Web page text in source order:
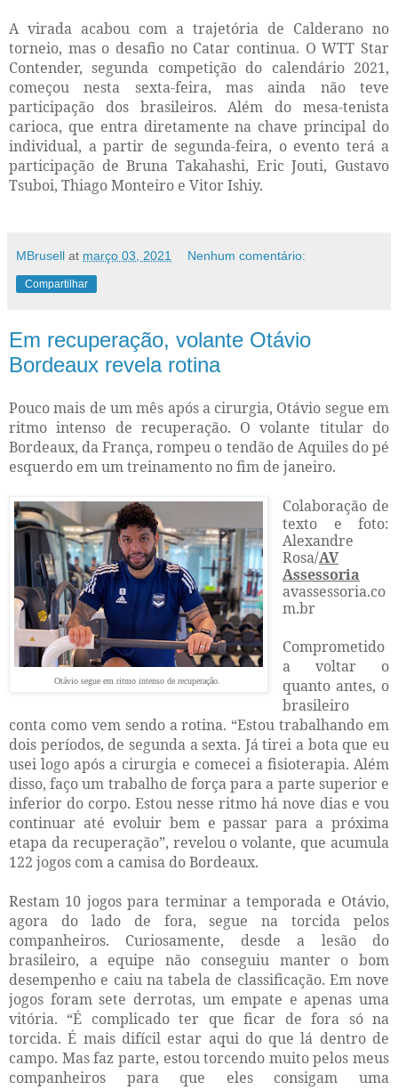
A virada acabou com a trajetória de Calderano no
torneio, mas o desafio no Catar continua. O WTT Star
Contender, segunda competição do calendário 2021,
começou nesta sexta-feira, mas ainda não teve
participação dos brasileiros. Além do mesa-tenista
carioca, que entra diretamente na chave principal do
individual, a partir de segunda-feira, o evento terá a
participação de Bruna Takahashi, Eric Jouti, Gustavo
Tsuboi, Thiago Monteiro e Vitor Ishiy.
MBrusell at março 03, 2021 Nenhum comentário:
Compartilhar
Em recuperação, volante Otávio
Bordeaux revela rotina
Pouco mais de um mês após a cirurgia, Otávio segue em
ritmo intenso de recuperação. O volante titular do
Bordeaux, da França, rompeu o tendão de Aquiles do pé
esquerdo em um treinamento no fim de janeiro.
Otávio segue em ritmo intenso de recuperação.
Colaboração de
texto e foto:
Alexandre
Rosa/AV
Assessoria
avassessoria.co
m.br
Comprometido
a voltar o
quanto antes, o
brasileiro
conta como vem sendo a rotina. “Estou trabalhando em
dois períodos, de segunda a sexta. Já tirei a bota que eu
usei logo após a cirurgia e comecei a fisioterapia. Além
disso, faço um trabalho de força para a parte superior e
inferior do corpo. Estou nesse ritmo há nove dias e vou
continuar até evoluir bem e passar para a próxima
etapa da recuperação”, revelou o volante, que acumula
122 jogos com a camisa do Bordeaux.
Restam 10 jogos para terminar a temporada e Otávio,
agora do lado de fora, segue na torcida pelos
companheiros. Curiosamente, desde a lesão do
brasileiro, a equipe não conseguiu manter o bom
desempenho e caiu na tabela de classificação. Em nove
jogos foram sete derrotas, um empate e apenas uma
vitória. “É complicado ter que ficar de fora só na
torcida. É mais difícil estar aqui do que lá dentro de
campo. Mas faz parte, estou torcendo muito pelos meus
companheiros para que eles consigam uma